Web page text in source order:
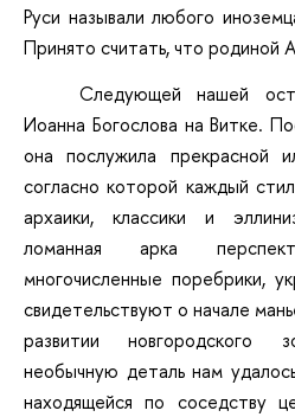
Руси называли любого
Принято считать, что родиной
Следующей нашей
Иоанна Богослова на Витке.
она послужила прекрасной
согласно которой каждый
архаики, классики и
ломанная арка
многочисленные поребрики,
свидетельствуют о начале
развитии
необычную деталь нам
находящейся по соседству